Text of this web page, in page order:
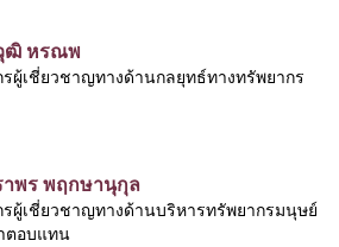
ฒิ หรณพ
รผู้เชี่ยวชาญทางด้านกลยุทธ์ทางทรัพยากร
าพร พฤกษานุกุล
รผู้เชี่ยวชาญทางด้านบริหารทรัพยากรมนุษย์
ตอบแทน